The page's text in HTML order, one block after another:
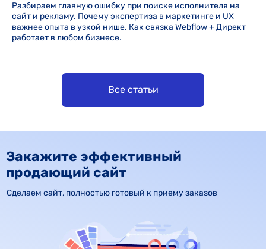
Разбираем главную ошибку при поиске исполнителя на
сайт и рекламу. Почему экспертиза в маркетинге и UX
важнее опыта в узкой нише. Как связка Webflow + Директ
работает в любом бизнесе.
Все статьи
Закажите эффективный
продающий сайт
Сделаем сайт, полностью готовый к приему заказов